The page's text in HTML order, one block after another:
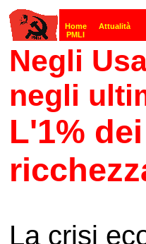
Negli
negli
L'1%
La crisi